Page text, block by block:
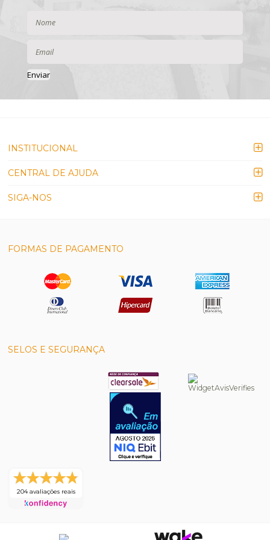
Enviar
INSTITUCIONAL
CENTRAL DE AJUDA
SIGA-NOS
FORMAS DE PAGAMENTO
SELOS E SEGURANÇA
204 avaliações reais